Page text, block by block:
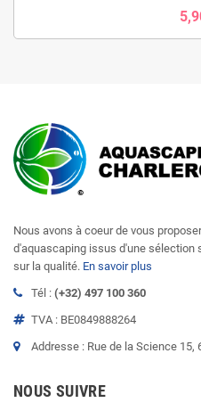
Nous avons à coeur de vous
d'aquascaping issus d'une
sur la qualité. En savoir plus
Tél : (+32) 497 100 360
TVA : BE0849888264
Addresse : Rue de la Science 15,
NOUS SUIVRE